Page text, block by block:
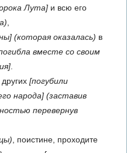
Лута] и всю его
(которая оказалась) в
вместе со своим
[погубили
народа] (заставив
перевернув
, поистине, проходите